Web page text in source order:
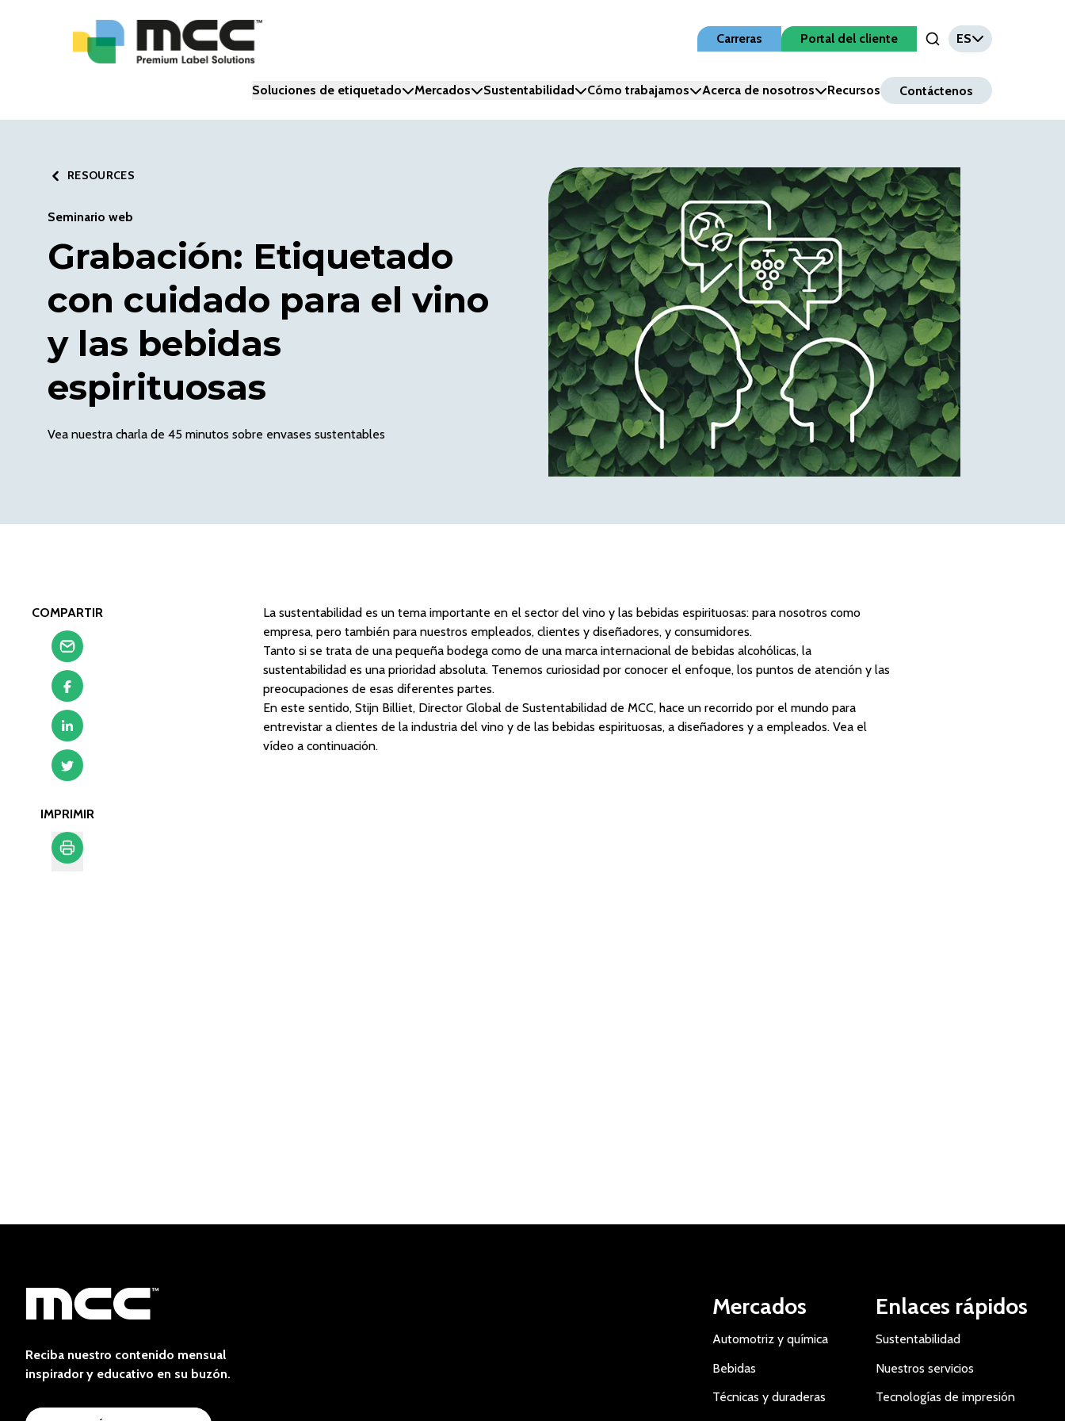
Carreras
Portal del cliente
Open Search Input
ES
Soluciones de etiquetado Mercados Sustentabilidad Cómo trabajamos Acerca de nosotros Recursos Contáctenos
RESOURCES
Seminario web
Grabación: Etiquetado
con cuidado para el vino
y las bebidas
espirituosas
Vea nuestra charla de 45 minutos sobre envases sustentables
COMPARTIR
IMPRIMIR
La sustentabilidad es un tema importante en el sector del vino y las bebidas espirituosas: para nosotros como
empresa, pero también para nuestros empleados, clientes y diseñadores, y consumidores.
Tanto si se trata de una pequeña bodega como de una marca internacional de bebidas alcohólicas, la
sustentabilidad es una prioridad absoluta. Tenemos curiosidad por conocer el enfoque, los puntos de atención y las
preocupaciones de esas diferentes partes.
En este sentido, Stijn Billiet, Director Global de Sustentabilidad de MCC, hace un recorrido por el mundo para
entrevistar a clientes de la industria del vino y de las bebidas espirituosas, a diseñadores y a empleados. Vea el
vídeo a continuación.
Reciba nuestro contenido mensual
inspirador y educativo en su buzón.
Mercados
Automotriz y química
Bebidas
Técnicas y duraderas
Enlaces rápidos
Sustentabilidad
Nuestros servicios
Tecnologías de impresión